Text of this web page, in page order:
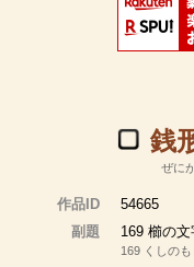
銭
ぜに
作品ID
54665
副題
169 櫛の文
169 くしのも